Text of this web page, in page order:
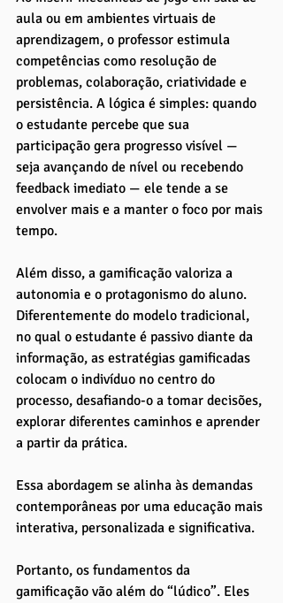
aula ou em ambientes virtuais de
aprendizagem, o professor estimula
competências como resolução de
problemas, colaboração, criatividade e
persistência. A lógica é simples: quando
o estudante percebe que sua
participação gera progresso visível —
seja avançando de nível ou recebendo
feedback imediato — ele tende a se
envolver mais e a manter o foco por mais
tempo.
Além disso, a gamificação valoriza a
autonomia e o protagonismo do aluno.
Diferentemente do modelo tradicional,
no qual o estudante é passivo diante da
informação, as estratégias gamificadas
colocam o indivíduo no centro do
processo, desafiando-o a tomar decisões,
explorar diferentes caminhos e aprender
a partir da prática.
Essa abordagem se alinha às demandas
contemporâneas por uma educação mais
interativa, personalizada e significativa.
Portanto, os fundamentos da
gamificação vão além do “lúdico”. Eles